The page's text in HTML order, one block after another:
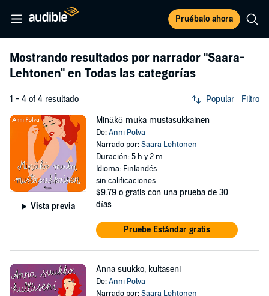
Pruébalo ahora
Mostrando resultados por narrador "Saara-
Lehtonen" en Todas las categorías
1 - 4 of 4 resultado Popular Filtro
Vista previa
Minäkö muka mustasukkainen
De:Anni Polva
Narrado por:Saara Lehtonen
Duración: 5 h y 2 m
Idioma: Finlandés
sin calificaciones
$9.79 o gratis con una prueba de 30
días
Pruebe Estándar gratis
Anna suukko, kultaseni
De:Anni Polva
Narrado por:Saara Lehtonen